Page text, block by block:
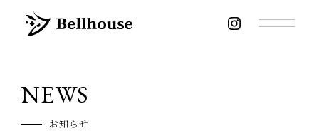
NEWS
お知らせ